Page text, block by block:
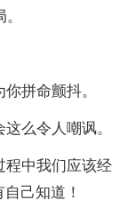
拼命颤抖。
么令人嘲讽。
程中我们应该经
己知道！